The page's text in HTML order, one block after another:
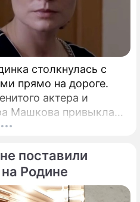
столкнулась с
прямо на дороге.
актера и
Машкова привыкла
с подписчиками
поставили
Родине